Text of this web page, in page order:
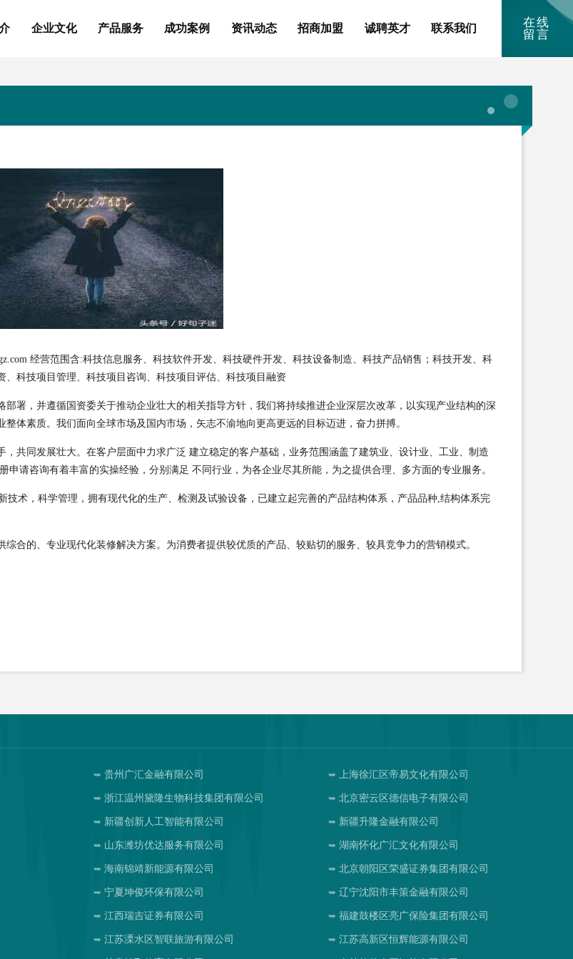
企业文化 产品服务 成功案例 资讯动态 招商加盟 诚聘英才 联系我们
在线
留言
经营范围含:科技信息服务、科技软件开发、科技硬件开发、科技设备制造、科技产品销售；科技开发、科
科技项目管理、科技项目咨询、科技项目评估、科技项目融资
署，并遵循国资委关于推动企业壮大的相关指导方针，我们将持续推进企业深层次改革，以实现产业结构的深
体素质。我们面向全球市场及国内市场，矢志不渝地向更高更远的目标迈进，奋力拼搏。
共同发展壮大。在客户层面中力求广泛 建立稳定的客户基础，业务范围涵盖了建筑业、设计业、工业、制造
请咨询有着丰富的实操经验，分别满足 不同行业，为各企业尽其所能，为之提供合理、多方面的专业服务。
术，科学管理，拥有现代化的生产、检测及试验设备，已建立起完善的产品结构体系，产品品种,结构体系完
合的、专业现代化装修解决方案。为消费者提供较优质的产品、较贴切的服务、较具竞争力的营销模式。
贵州广汇金融有限公司 上海徐汇区帝易文化有限公司
浙江温州黛隆生物科技集团有限公司 北京密云区德信电子有限公司
新疆创新人工智能有限公司 新疆升隆金融有限公司
山东潍坊优达服务有限公司 湖南怀化广汇文化有限公司
海南锦靖新能源有限公司 北京朝阳区荣盛证券集团有限公司
宁夏坤俊环保有限公司 辽宁沈阳市丰策金融有限公司
江西瑞吉证券有限公司 福建鼓楼区亮广保险集团有限公司
江苏溧水区智联旅游有限公司 江苏高新区恒辉能源有限公司